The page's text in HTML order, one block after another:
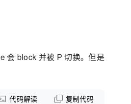
会 block 并被 P 切换。但是
代码解读 复制代码